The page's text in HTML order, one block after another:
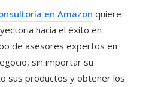
en Amazon quiere
hacia el éxito en
de asesores expertos en
sin importar su
sus productos y obtener los